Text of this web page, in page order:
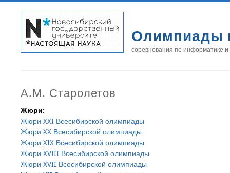
Олимпиады
соревнования по информатике
А.М. Старолетов
Жюри:
Жюри XXI Всесибирской олимпиады
Жюри XX Всесибирской олимпиады
Жюри XIX Всесибирской олимпиады
Жюри XVIII Всесибирской олимпиады
Жюри XVII Всесибирской олимпиады